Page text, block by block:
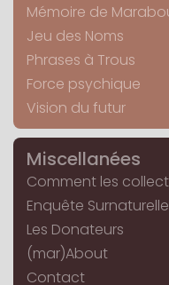
Mémoire de
Jeu des Noms
Phrases à Trous
Force psychique
Vision du futur
Miscellanées
Comment les
Enquête Surnaturelle
Les Donateurs
(mar)About
Contact